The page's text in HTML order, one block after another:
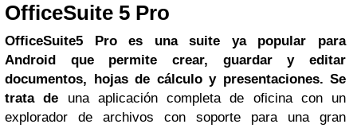
OfficeSuite 5 Pro
OfficeSuite5 Pro es una suite ya popular para
Android que permite crear, guardar y editar
documentos, hojas de cálculo y presentaciones. Se
trata de una aplicación completa de oficina con un
explorador de archivos con soporte para una gran